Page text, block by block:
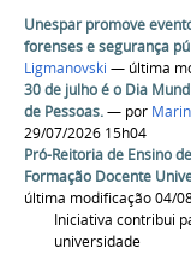
Unespar promove
forenses e segurança
Ligmanovski — última
30 de julho é o Dia
de Pessoas.— por
29/07/2026 15h04
Pró-Reitoria de Ensino
Formação Docente
última modificação 04/
Iniciativa contribui
universidade